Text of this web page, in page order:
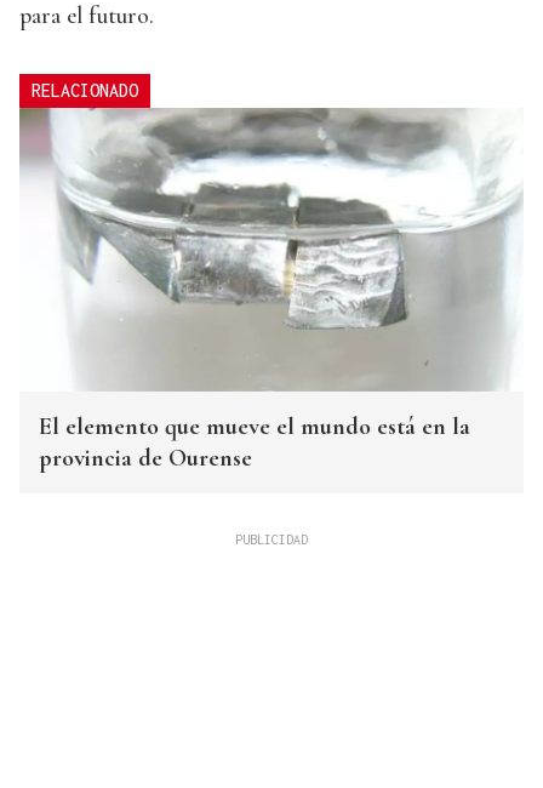
para el futuro.
RELACIONADO
El elemento que mueve el mundo está en la
provincia de Ourense